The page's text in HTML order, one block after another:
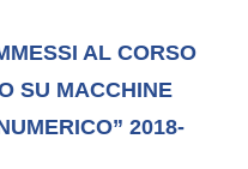
AL CORSO
SU MACCHINE
2018-